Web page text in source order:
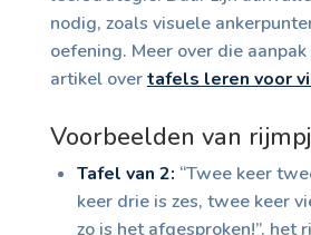
nodig, zoals visuele
oefening. Meer over die
artikel overtafels leren voor
Voorbeelden van
Tafel van 2: “Twee keer
keer drie is zes, twee keer
zo is het afgesproken!”, het